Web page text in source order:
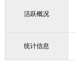
活跃概况
统计信息